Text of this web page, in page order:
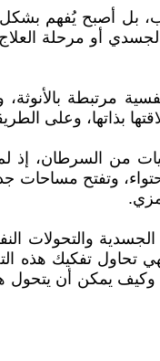
بل أصبح يُفهم
أو مرحلة
مرتبطة بالأنوثة،
بذاتها، وعلى
من السرطان، إذ
وتفتح مساحات
والتحولات
تحاول تفكيك هذه
يمكن أن يتحول